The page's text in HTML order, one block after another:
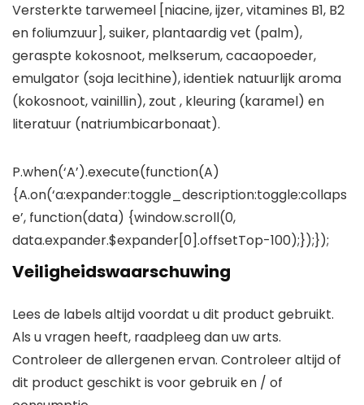
Versterkte tarwemeel [niacine, ijzer, vitamines B1, B2
en foliumzuur], suiker, plantaardig vet (palm),
geraspte kokosnoot, melkserum, cacaopoeder,
emulgator (soja lecithine), identiek natuurlijk aroma
(kokosnoot, vainillin), zout , kleuring (karamel) en
literatuur (natriumbicarbonaat).
P.when(‘A’).execute(function(A)
{A.on(‘a:expander:toggle_description:toggle:collaps
e’, function(data) {window.scroll(0,
data.expander.$expander[0].offsetTop-100);});});
Veiligheidswaarschuwing
Lees de labels altijd voordat u dit product gebruikt.
Als u vragen heeft, raadpleeg dan uw arts.
Controleer de allergenen ervan. Controleer altijd of
dit product geschikt is voor gebruik en / of